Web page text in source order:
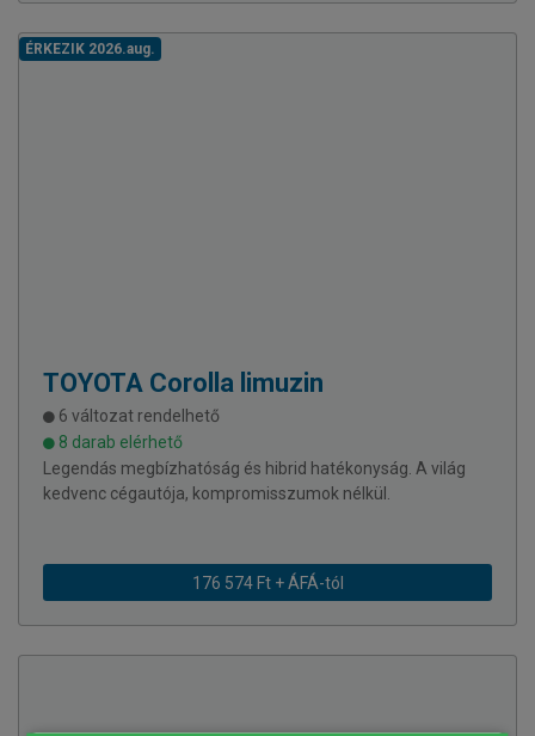
ÉRKEZIK 2026.aug.
TOYOTA Corolla limuzin
6 változat rendelhető
8 darab elérhető
Legendás megbízhatóság és hibrid hatékonyság. A világ
kedvenc cégautója, kompromisszumok nélkül.
176 574 Ft + ÁFÁ-tól